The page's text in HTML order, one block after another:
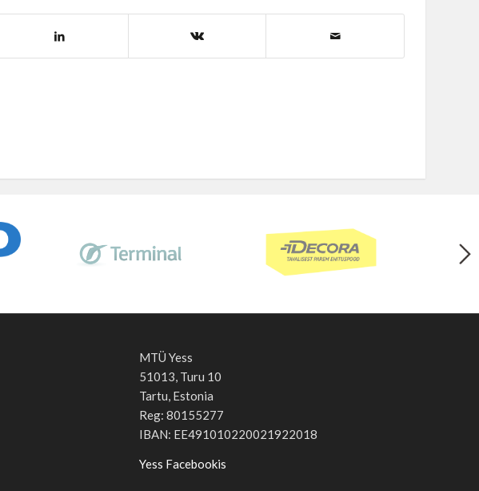
MTÜ Yess
51013, Turu 10
Tartu, Estonia
Reg: 80155277
IBAN: EE491010220021922018
Yess Facebookis